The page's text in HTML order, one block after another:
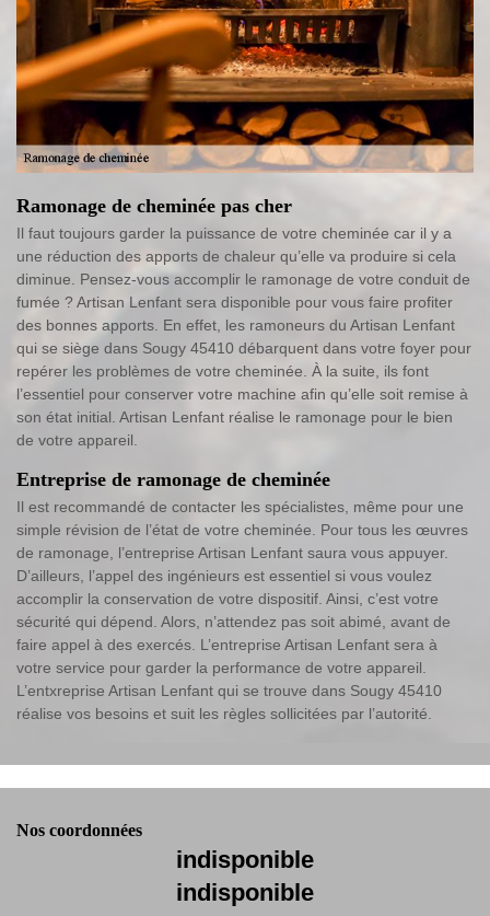
Ramonage de cheminée pas cher
Il faut toujours garder la puissance de votre cheminée car il y a
une réduction des apports de chaleur qu’elle va produire si cela
diminue. Pensez-vous accomplir le ramonage de votre conduit de
fumée ? Artisan Lenfant sera disponible pour vous faire profiter
des bonnes apports. En effet, les ramoneurs du Artisan Lenfant
qui se siège dans Sougy 45410 débarquent dans votre foyer pour
repérer les problèmes de votre cheminée. À la suite, ils font
l’essentiel pour conserver votre machine afin qu’elle soit remise à
son état initial. Artisan Lenfant réalise le ramonage pour le bien
de votre appareil.
Entreprise de ramonage de cheminée
Il est recommandé de contacter les spécialistes, même pour une
simple révision de l’état de votre cheminée. Pour tous les œuvres
de ramonage, l’entreprise Artisan Lenfant saura vous appuyer.
D’ailleurs, l’appel des ingénieurs est essentiel si vous voulez
accomplir la conservation de votre dispositif. Ainsi, c’est votre
sécurité qui dépend. Alors, n’attendez pas soit abimé, avant de
faire appel à des exercés. L’entreprise Artisan Lenfant sera à
votre service pour garder la performance de votre appareil.
L’entxreprise Artisan Lenfant qui se trouve dans Sougy 45410
réalise vos besoins et suit les règles sollicitées par l’autorité.
Nos coordonnées
indisponible
indisponible